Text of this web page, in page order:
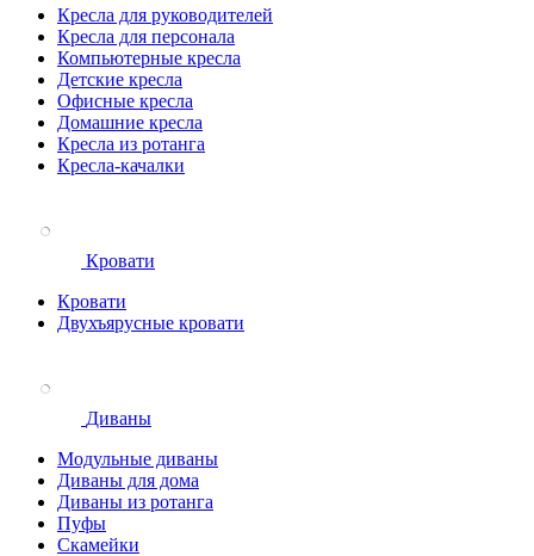
Кресла для руководителей
Кресла для персонала
Компьютерные кресла
Детские кресла
Офисные кресла
Домашние кресла
Кресла из ротанга
Кресла-качалки
Кровати
Кровати
Двухъярусные кровати
Диваны
Модульные диваны
Диваны для дома
Диваны из ротанга
Пуфы
Скамейки